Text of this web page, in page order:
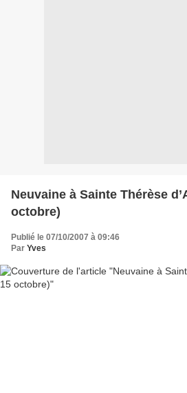
Neuvaine à Sainte Thérèse
octobre)
Publié le 07/10/2007 à 09:46
Par Yves